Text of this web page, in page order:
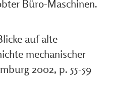
Büro-Maschinen.
auf alte
mechanischer
2002, p. 55-59